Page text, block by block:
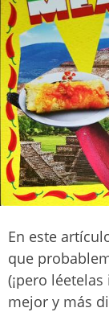
En este
que
(¡pero
mejor y más